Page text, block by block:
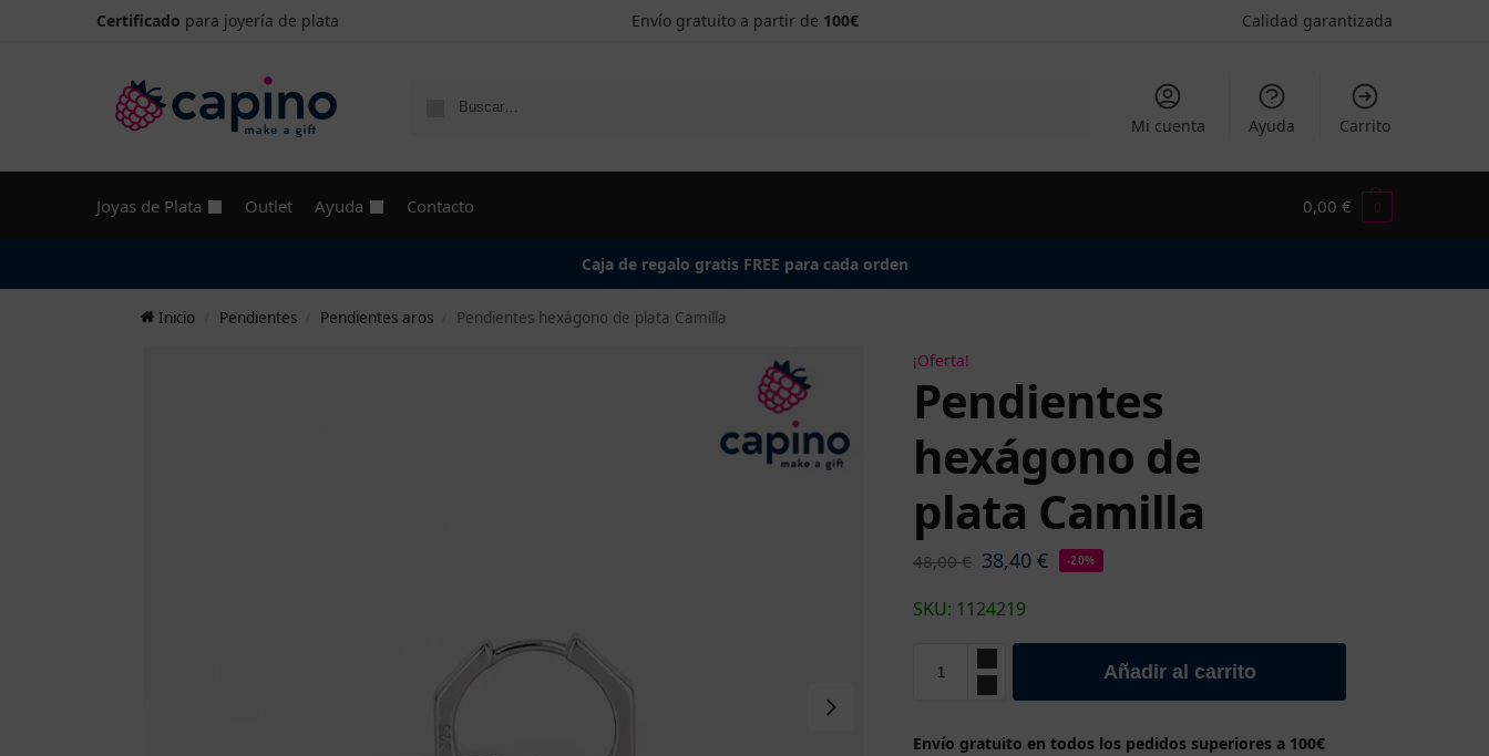
Certificado para joyería de plata Envío gratuito a partir de 100€ Calidad garantizada
Mi cuenta Ayuda Carrito
Joyas de Plata Outlet Ayuda Contacto 0,00 € 0
Caja de regalo gratis FREE para cada orden
Inicio Pendientes Pendientes aros Pendientes hexágono de plata Camilla
¡Oferta!
Pendientes
hexágono de
plata Camilla
48,00€ 38,40€ -20%
SKU: 1124219
Añadir al carrito
Envío gratuito en todos los pedidos superiores a 100€